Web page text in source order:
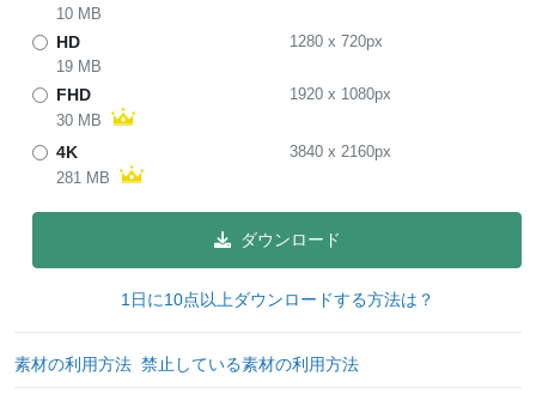
10 MB
HD 1280x 720px
19 MB
FHD 1920x 1080px
30 MB
4K 3840x 2160px
281 MB
ダウンロード
1日に10点以上ダウンロードする方法は？
素材の利用方法 禁止している素材の利用方法